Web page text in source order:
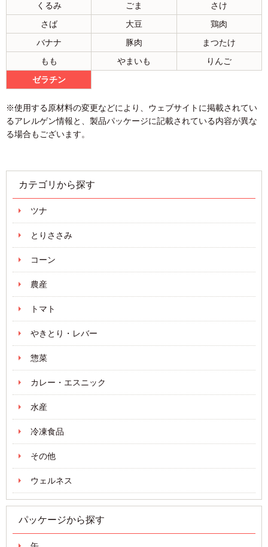
くるみ
ごま
さけ
さば
大豆
鶏肉
バナナ
豚肉
まつたけ
もも
やまいも
りんご
ゼラチン
※使用する原材料の変更などにより、ウェブサイトに掲載されてい
るアレルゲン情報と、製品パッケージに記載されている内容が異な
る場合もございます。
カテゴリから探す
ツナ
とりささみ
コーン
農産
トマト
やきとり・レバー
惣菜
カレー・エスニック
水産
冷凍食品
その他
ウェルネス
パッケージから探す